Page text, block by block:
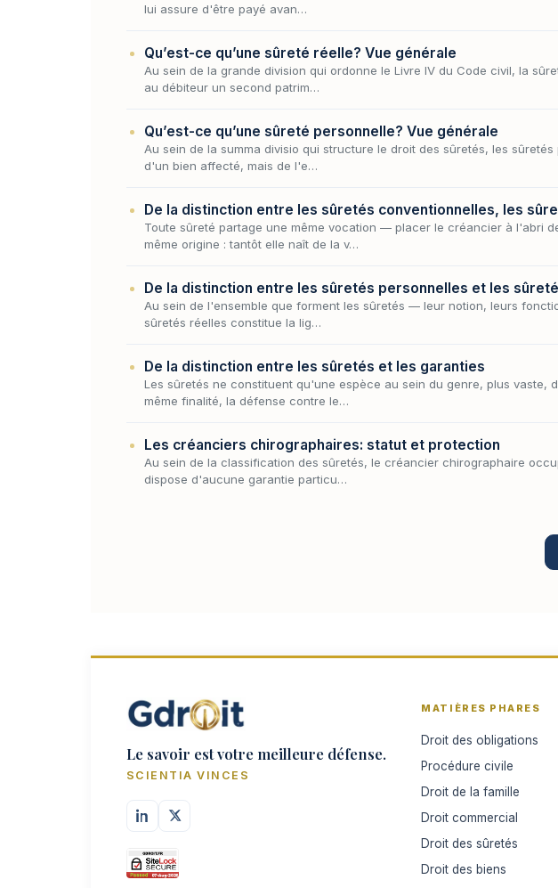
lui assure d'être payé avan…
Qu’est-ce qu’une sûreté réelle? Vue générale
Au sein de la grande division qui ordonne le Livre IV du Code civil, la
au débiteur un second patrim…
Qu’est-ce qu’une sûreté personnelle? Vue générale
Au sein de la summa divisio qui structure le droit des sûretés, les
d'un bien affecté, mais de l'e…
De la distinction entre les sûretés conventionnelles, les
Toute sûreté partage une même vocation — placer le créancier à l'abri
même origine : tantôt elle naît de la v…
De la distinction entre les sûretés personnelles et les
Au sein de l'ensemble que forment les sûretés — leur notion, leurs
sûretés réelles constitue la lig…
De la distinction entre les sûretés et les garanties
Les sûretés ne constituent qu'une espèce au sein du genre, plus
même finalité, la défense contre le…
Les créanciers chirographaires: statut et protection
Au sein de la classification des sûretés, le créancier chirographaire
dispose d'aucune garantie particu…
Le savoir est votre meilleure défense.
SCIENTIA VINCES
MATIÈRES PHARES
Droit des obligations
Procédure civile
Droit de la famille
Droit commercial
Droit des sûretés
Droit des biens